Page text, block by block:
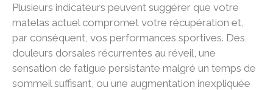
Plusieurs indicateurs peuvent suggérer que votre
matelas actuel compromet votre récupération et,
par conséquent, vos performances sportives. Des
douleurs dorsales récurrentes au réveil, une
sensation de fatigue persistante malgré un temps de
sommeil suffisant, ou une augmentation inexpliquée